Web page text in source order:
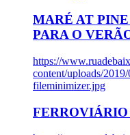
MARÉ AT
PARA O
https://
content/uploads/
fileminimizer.jpg